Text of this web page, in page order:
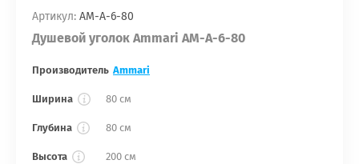
Артикул: AM-A-6-80
Душевой уголок Ammari AM-A-6-80
Производитель Ammari
Ширина 80 см
Глубина 80 см
Высота 200 см